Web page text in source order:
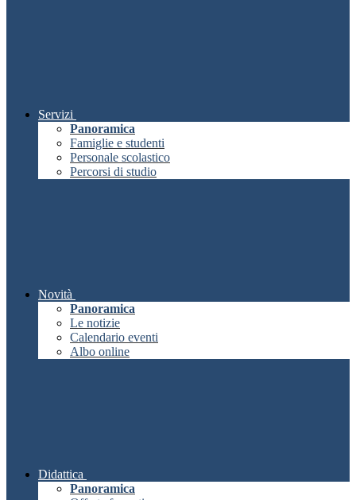
Servizi
Panoramica
Famiglie e studenti
Personale scolastico
Percorsi di studio
Novità
Panoramica
Le notizie
Calendario eventi
Albo online
Didattica
Panoramica